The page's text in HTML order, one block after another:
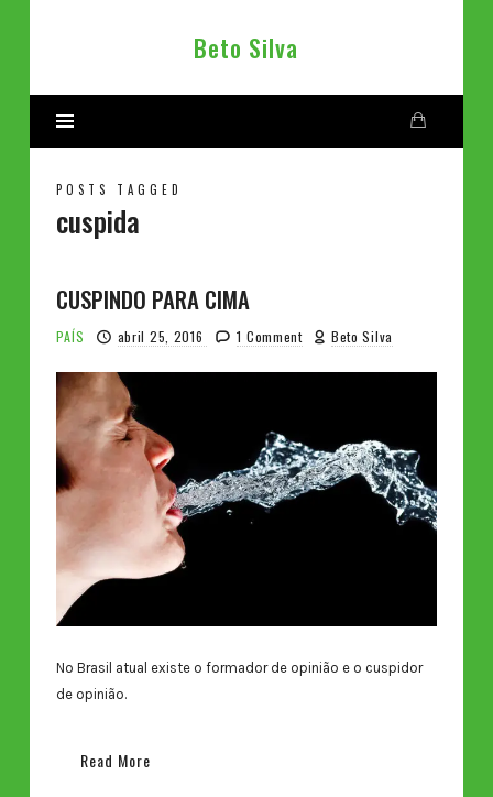
Beto
Beto Silva
POSTS TAGGED
cuspida
CUSPINDO PARA CIMA
PAÍS abril 25, 2016 1 Comment Beto Silva
No Brasil atual existe o formador de opinião e o cuspidor
de opinião.
Read More